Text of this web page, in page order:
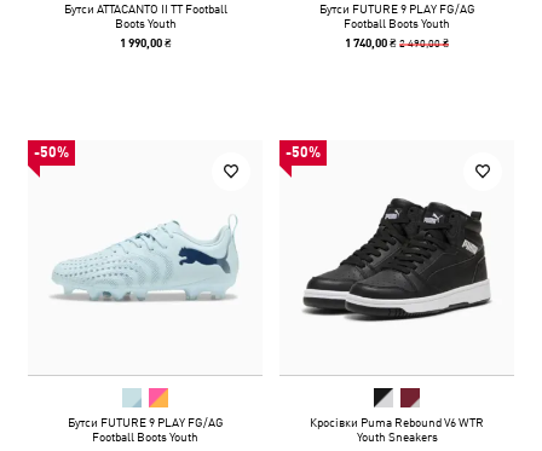
Бутси ATTACANTO II TT Football
Boots Youth
1 990,00 ₴
Бутси FUTURE 9 PLAY FG/AG
Football Boots Youth
1 740,00 ₴2 490,00 ₴
-50%
Бутси FUTURE 9 PLAY FG/AG
Football Boots Youth
-50%
Кросівки Puma Rebound V6 WTR
Youth Sneakers